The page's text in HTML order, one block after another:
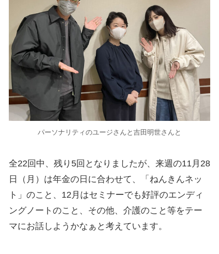
パーソナリティのユージさんと吉田明世さんと
全22回中、残り5回となりましたが、来週の11月28
日（月）は年金の日に合わせて、「ねんきんネッ
ト」のこと、12月はセミナーでも好評のエンディ
ングノートのこと、その他、介護のこと等をテー
マにお話しようかなぁと考えています。